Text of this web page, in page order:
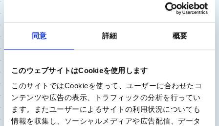
同意 詳細 概要
このウェブサイトはCookieを使用します
このサイトではCookieを使って、ユーザーに合わせたコ
ンテンツや広告の表示、トラフィックの分析を行ってい
ます。またユーザーによるサイトの利用状況についても
情報を収集し、ソーシャルメディアや広告配信、データ
適切な方法を選択していきます。手術方法その
ものも近年では進化しており、皮膚を切る大き
さが小さくなったり、出血量が減ったり手術時
間が短くなったりしています。また、筋間アプ
の間から股関節に侵入する方法で行うと術後の
痛みを抑えられ、リハビリ期間や社会復帰が早
くなっているので、これまでよりも色々な面で
患者さんへの負担が減ってきていると思います。